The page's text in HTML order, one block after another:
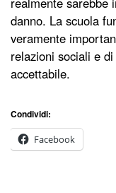
danno. La scuola
veramente
relazioni sociali e
accettabile.
Condividi:
Facebook